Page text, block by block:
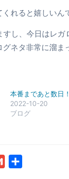
くれると嬉しいん
し、今日はレ
ネタ非常に溜ま
本番まであと数日！
2022-10-20
ブログ
Gmail